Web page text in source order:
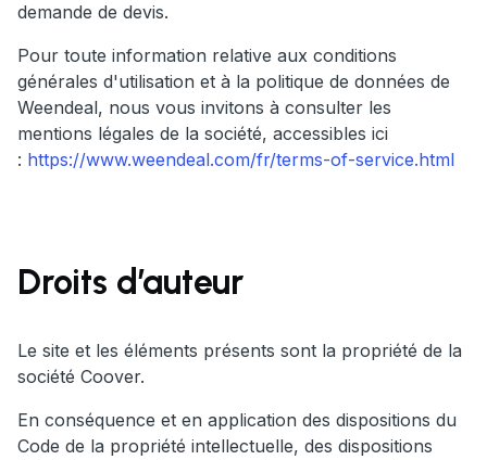
demande de devis.
Pour toute information relative aux conditions
générales d'utilisation et à la politique de données de
Weendeal, nous vous invitons à consulter les
mentions légales de la société, accessibles ici
: https://www.weendeal.com/fr/terms-of-service.html
Droits d’auteur
Le site et les éléments présents sont la propriété de la
société Coover.
En conséquence et en application des dispositions du
Code de la propriété intellectuelle, des dispositions